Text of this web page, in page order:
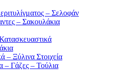
– Σελοφάν
– Σακουλάκια
– Ξύλινα Στοιχεία
– Γάζες – Τούλια